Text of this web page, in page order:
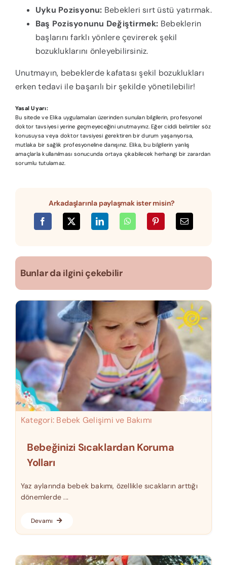
Uyku Pozisyonu: Bebekleri sırt üstü yatırmak.
Baş Pozisyonunu Değiştirmek: Bebeklerin
başlarını farklı yönlere çevirerek şekil
bozukluklarını önleyebilirsiniz.
Unutmayın, bebeklerde kafatası şekil bozuklukları
erken tedavi ile başarılı bir şekilde yönetilebilir!
Yasal Uyarı:
Bu sitede ve Elika uygulamaları üzerinden sunulan bilgilerin, profesyonel
doktor tavsiyesi yerine geçmeyeceğini unutmayınız. Eğer ciddi belirtiler söz
konusuysa veya doktor tavsiyesi gerektiren bir durum yaşanıyorsa,
mutlaka bir sağlık profesyoneline danışınız. Elika, bu bilgilerin yanlış
amaçlarla kullanılması sonucunda ortaya çıkabilecek herhangi bir zarardan
sorumlu tutulamaz.
Arkadaşlarınla paylaşmak ister misin?
Bunlar da ilgini çekebilir
Kategori: Bebek Gelişimi ve Bakımı
Bebeğinizi Sıcaklardan Koruma
Yolları
Yaz aylarında bebek bakımı, özellikle sıcakların arttığı
dönemlerde ...
Devamı